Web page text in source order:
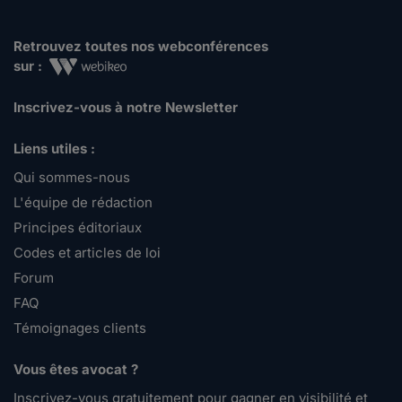
Retrouvez toutes nos webconférences
sur :
Inscrivez-vous à notre Newsletter
Liens utiles :
Qui sommes-nous
L'équipe de rédaction
Principes éditoriaux
Codes et articles de loi
Forum
FAQ
Témoignages clients
Vous êtes avocat ?
Inscrivez-vous gratuitement pour gagner en visibilité et